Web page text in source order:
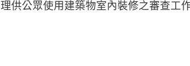
理供公眾使用建築物室內裝修之審查工